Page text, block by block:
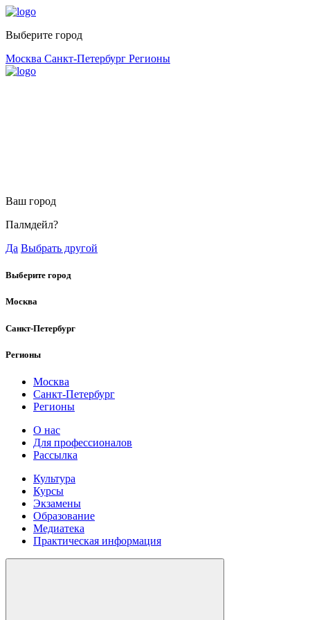
Выберите город
Москва Санкт-Петербург Регионы
Ваш город
Палмдейл?
Да Выбрать другой
Выберите город
Москва
Санкт-Петербург
Регионы
Москва
Санкт-Петербург
Регионы
О нас
Для профессионалов
Рассылка
Культура
Курсы
Экзамены
Образование
Медиатека
Практическая информация